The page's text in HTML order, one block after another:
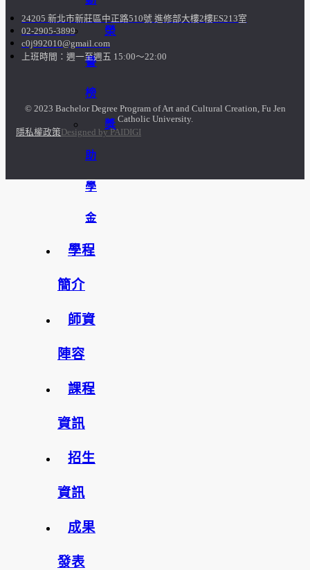
榮
譽
榜
獎
助
學
金
學程
簡介
師資
陣容
課程
資訊
招生
資訊
成果
發表
24205 新北市新莊區中正路510號 進修部大樓2樓ES213室
02-2905-3899
c0j992010@gmail.com
上班時間：週一至週五 15:00～22:00
© 2023 Bachelor Degree Program of Art and Cultural Creation, Fu Jen
Catholic University.
隱私權政策 Designed by PAIDIGI